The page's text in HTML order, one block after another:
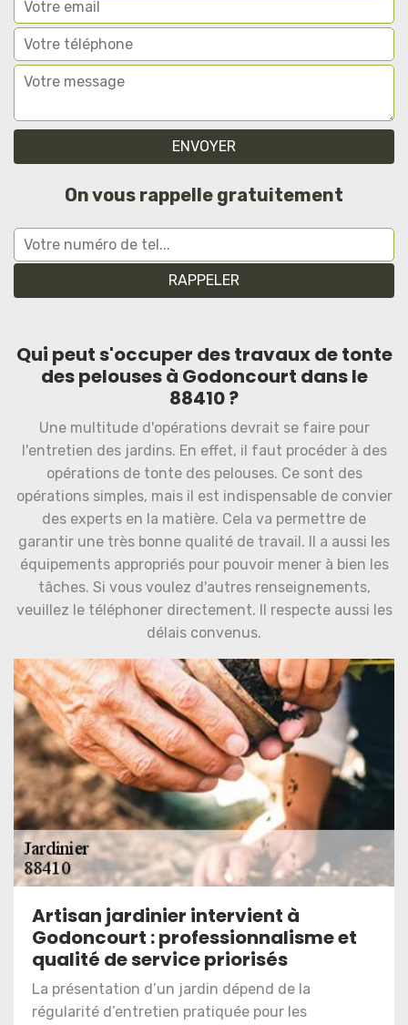
On vous rappelle gratuitement
Qui peut s'occuper des travaux de tonte
des pelouses à Godoncourt dans le
88410 ?
Une multitude d'opérations devrait se faire pour
l'entretien des jardins. En effet, il faut procéder à des
opérations de tonte des pelouses. Ce sont des
opérations simples, mais il est indispensable de convier
des experts en la matière. Cela va permettre de
garantir une très bonne qualité de travail. Il a aussi les
équipements appropriés pour pouvoir mener à bien les
tâches. Si vous voulez d'autres renseignements,
veuillez le téléphoner directement. Il respecte aussi les
délais convenus.
Artisan jardinier intervient à
Godoncourt : professionnalisme et
qualité de service priorisés
La présentation d’un jardin dépend de la
régularité d’entretien pratiquée pour les